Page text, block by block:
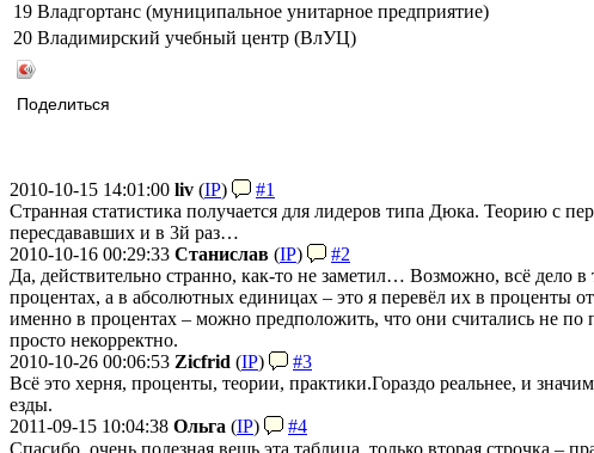
19 Владгортанс (муниципальное унитарное предприятие)
20 Владимирский учебный центр (ВлУЦ)
Поделиться
2010-10-15 14:01:00 liv (IP)
#1
Странная статистика получается для лидеров типа Дюка. Теорию с
пересдававших и в 3й раз…
2010-10-16 00:29:33 Станислав (IP)
#2
Да, действительно странно, как-то не заметил… Возможно, всё дело
процентах, а в абсолютных единицах – это я перевёл их в проценты
именно в процентах – можно предположить, что они считались не по
просто некорректно.
2010-10-26 00:06:53 Zicfrid (IP)
#3
Всё это херня, проценты, теории, практики.Гораздо реальнее, и
езды.
2011-09-15 10:04:38 Ольга (IP)
#4